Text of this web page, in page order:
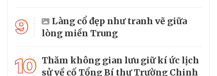
9
Làng cổ đẹp như tranh vẽ giữa
lòng miền Trung
10 Thăm không gian lưu giữ kí ức lịch
sử về cố Tổng Bí thư Trường Chinh